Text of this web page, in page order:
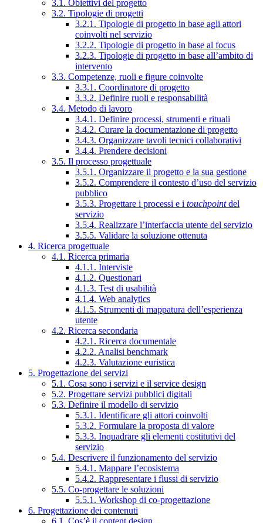
3.1. Obiettivi del progetto
3.2. Tipologie di progetti
3.2.1. Tipologie di progetto in base agli attori
coinvolti nel servizio
3.2.2. Tipologie di progetto in base al focus
3.2.3. Tipologie di progetto in base all’ambito di
intervento
3.3. Competenze, ruoli e figure coinvolte
3.3.1. Coordinatore di progetto
3.3.2. Definire ruoli e responsabilità
3.4. Metodo di lavoro
3.4.1. Definire processi, strumenti e rituali
3.4.2. Curare la documentazione di progetto
3.4.3. Organizzare tavoli tecnici collaborativi
3.4.4. Prendere decisioni
3.5. Il processo progettuale
3.5.1. Organizzare il progetto e la sua gestione
3.5.2. Comprendere il contesto d’uso del servizio
pubblico
3.5.3. Progettare i processi e i touchpointdel
servizio
3.5.4. Realizzare l’interfaccia utente del servizio
3.5.5. Validare la soluzione ottenuta
4. Ricerca progettuale
4.1. Ricerca primaria
4.1.1. Interviste
4.1.2. Questionari
4.1.3. Test di usabilità
4.1.4. Web analytics
4.1.5. Strumenti di mappatura dell’esperienza
utente
4.2. Ricerca secondaria
4.2.1. Ricerca documentale
4.2.2. Analisi benchmark
4.2.3. Valutazione euristica
5. Progettazione dei servizi
5.1. Cosa sono i servizi e il service design
5.2. Progettare servizi pubblici digitali
5.3. Definire il modello di servizio
5.3.1. Identificare gli attori coinvolti
5.3.2. Formulare la proposta di valore
5.3.3. Inquadrare gli elementi costitutivi del
servizio
5.4. Descrivere il funzionamento del servizio
5.4.1. Mappare l’ecosistema
5.4.2. Rappresentare i flussi di servizio
5.5. Co-progettare le soluzioni
5.5.1. Workshop di co-progettazione
6. Progettazione dei contenuti
6.1. Cos’è il content design